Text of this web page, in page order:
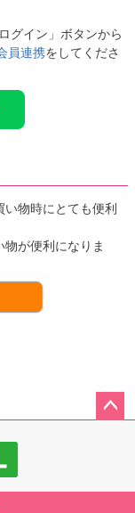
グイン」ボタンから
員連携をしてくださ
物時にとても便利
が便利になりま